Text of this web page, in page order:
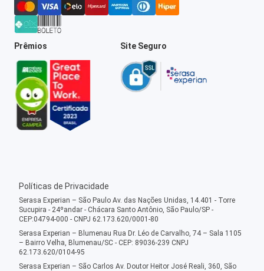
Prêmios Site Seguro
Políticas de Privacidade
Serasa Experian – São Paulo Av. das Nações Unidas, 14.401 - Torre
Sucupira - 24ºandar - Chácara Santo Antônio, São Paulo/SP -
CEP:04794-000 - CNPJ 62.173.620/0001-80
Serasa Experian – Blumenau Rua Dr. Léo de Carvalho, 74 – Sala 1105
– Bairro Velha, Blumenau/SC - CEP: 89036-239 CNPJ
62.173.620/0104-95
Serasa Experian – São Carlos Av. Doutor Heitor José Reali, 360, São